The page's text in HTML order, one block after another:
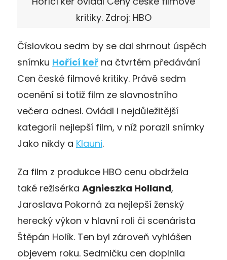
kritiky. Zdroj: HBO
Číslovkou sedm by se dal shrnout úspěch
snímku Hořící keř na čtvrtém předávání
Cen české filmové kritiky. Právě sedm
ocenění si totiž film ze slavnostního
večera odnesl. Ovládl i nejdůležitější
kategorii nejlepší film, v níž porazil snímky
Jako nikdy a Klauni.
Za film z produkce HBO cenu obdržela
také režisérka Agnieszka Holland,
Jaroslava Pokorná za nejlepší ženský
herecký výkon v hlavní roli či scenárista
Štěpán Holík. Ten byl zároveň vyhlášen
objevem roku. Sedmičku cen doplnila